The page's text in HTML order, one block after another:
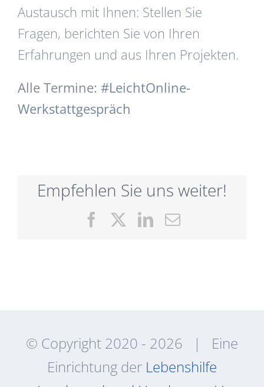
Austausch mit Ihnen: Stellen Sie
Fragen, berichten Sie von Ihren
Erfahrungen und aus Ihren Projekten.
Alle Termine: #LeichtOnline-
Werkstattgespräch
Empfehlen Sie uns weiter!
FacebookLinkedIn
E-
© Copyright 2020 - 2026 | Eine
Einrichtung der Lebenshilfe